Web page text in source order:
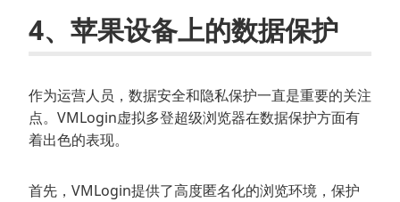
4、苹果设备上的数据保护
作为运营人员，数据安全和隐私保护一直是重要的关注
点。VMLogin虚拟多登超级浏览器在数据保护方面有
着出色的表现。
首先，VMLogin提供了高度匿名化的浏览环境，保护